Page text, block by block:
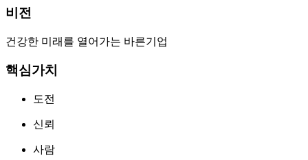
비전
건강한 미래를 열어가는 바른기업
핵심가치
도전
신뢰
사람